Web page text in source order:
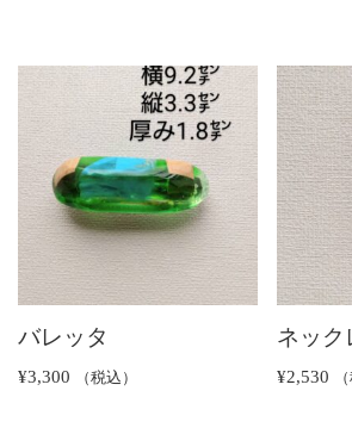
バレッタ
¥3,300 （税込）
ネック
¥2,530